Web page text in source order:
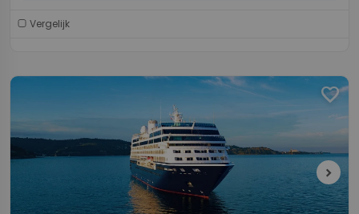
Vergelijk
favorite
chevron_right